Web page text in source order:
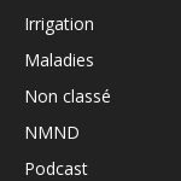
Irrigation
Maladies
Non classé
NMND
Podcast